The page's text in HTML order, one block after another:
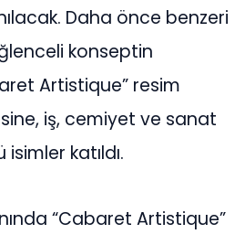
Daha önce benzeri
konseptin
Artistique” resim
iş, cemiyet ve sanat
katıldı.
“Cabaret Artistique”